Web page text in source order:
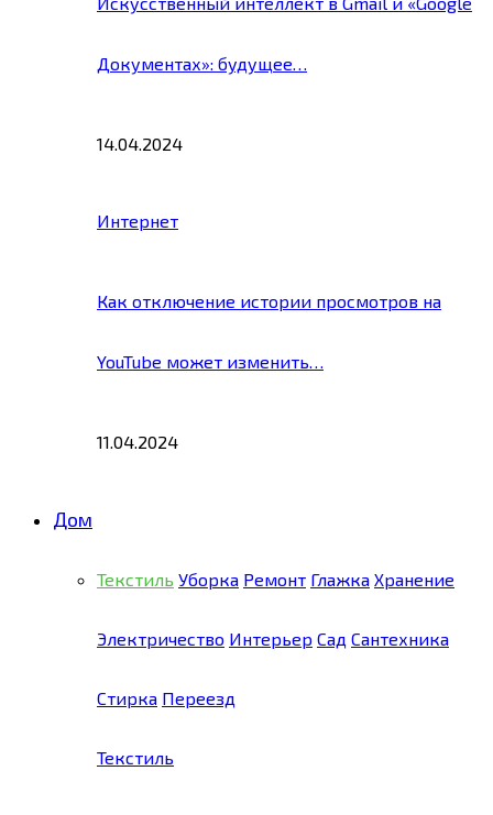
Документах»: будущее…
14.04.2024
Интернет
Как отключение истории просмотров на
YouTube может изменить…
11.04.2024
Дом
Текстиль Уборка Ремонт Глажка Хранение
Электричество Интерьер Сад Сантехника
Стирка Переезд
Текстиль